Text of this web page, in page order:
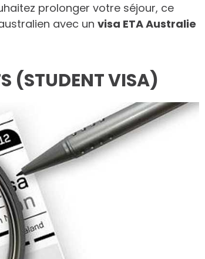
prolonger votre séjour, ce
avec un visa ETA Australie
(STUDENT VISA)